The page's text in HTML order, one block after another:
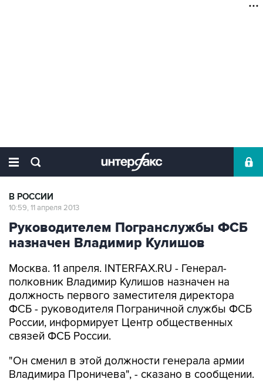
В РОССИИ
10:59, 11 апреля 2013
Руководителем Погранслужбы ФСБ
назначен Владимир Кулишов
Москва. 11 апреля. INTERFAX.RU - Генерал-
полковник Владимир Кулишов назначен на
должность первого заместителя директора
ФСБ - руководителя Пограничной службы ФСБ
России, информирует Центр общественных
связей ФСБ России.
"Он сменил в этой должности генерала армии
Владимира Проничева", - сказано в сообщении.